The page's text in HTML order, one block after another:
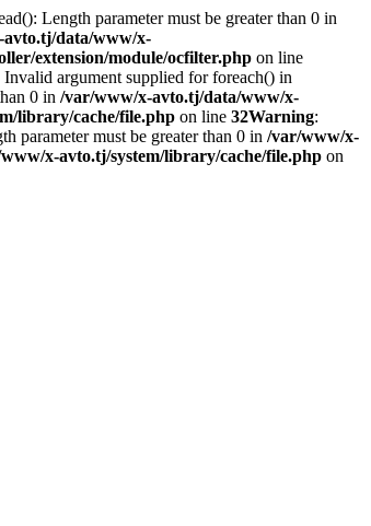
Length parameter must be greater than 0 in
data/www/x-
extension/module/ocfilter.php on line
Invalid argument supplied for foreach() in
0 in /var/www/x-avto.tj/data/www/x-
library/cache/file.php on line 32Warning:
parameter must be greater than 0 in /var/www/x-
x-avto.tj/system/library/cache/file.php on